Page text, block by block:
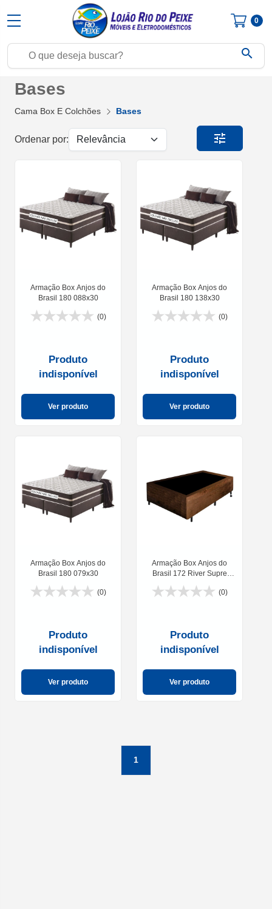
search
0
Bases
Cama Box E Colchões Bases
Ordenar por: tune
Armação Box Anjos do
Brasil 180 088x30
(0)
Produto
indisponível
Ver produto
Armação Box Anjos do
Brasil 180 138x30
(0)
Produto
indisponível
Ver produto
Armação Box Anjos do
Brasil 180 079x30
(0)
Produto
indisponível
Ver produto
Armação Box Anjos do
Brasil 172 River Supre
(0)
Produto
indisponível
Ver produto
1